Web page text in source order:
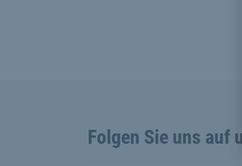
Folgen Sie uns auf